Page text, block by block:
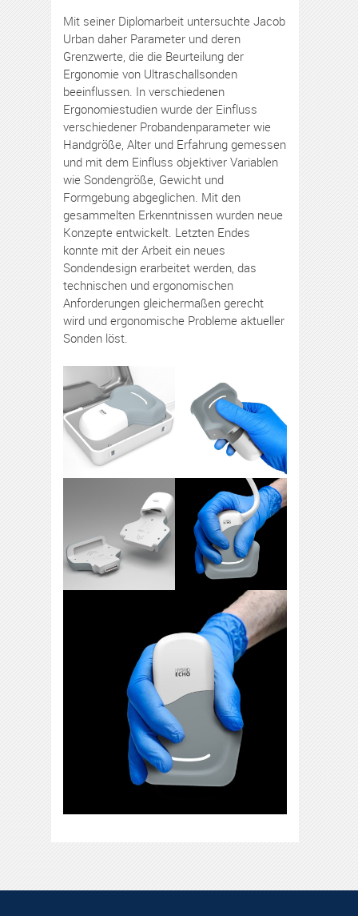
Mit seiner Diplomarbeit untersuchte Jacob
Urban daher Parameter und deren
Grenzwerte, die die Beurteilung der
Ergonomie von Ultraschallsonden
beeinflussen. In verschiedenen
Ergonomiestudien wurde der Einfluss
verschiedener Probandenparameter wie
Handgröße, Alter und Erfahrung gemessen
und mit dem Einfluss objektiver Variablen
wie Sondengröße, Gewicht und
Formgebung abgeglichen. Mit den
gesammelten Erkenntnissen wurden neue
Konzepte entwickelt. Letzten Endes
konnte mit der Arbeit ein neues
Sondendesign erarbeitet werden, das
technischen und ergonomischen
Anforderungen gleichermaßen gerecht
wird und ergonomische Probleme aktueller
Sonden löst.